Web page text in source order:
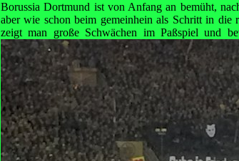
Borussia Dortmund ist von Anfang an bemüht,
aber wie schon beim gemeinhein als Schritt in die
zeigt man große Schwächen im Paßspiel und